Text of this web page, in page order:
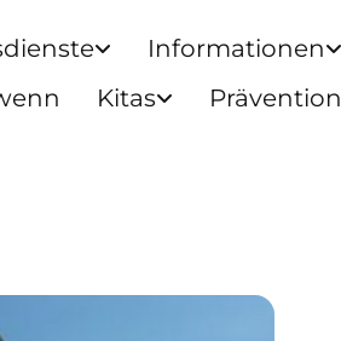
Informationen
Kitas Prävention